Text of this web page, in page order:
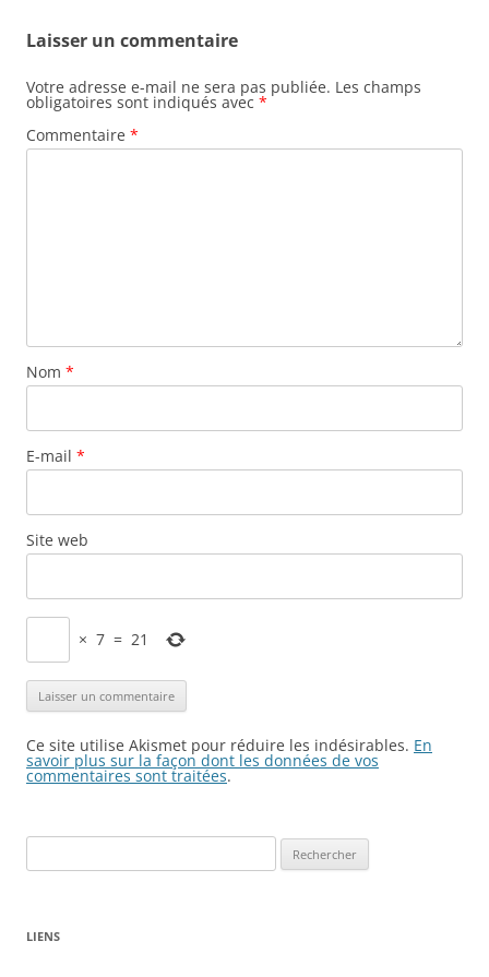
Laisser un commentaire
Votre adresse e-mail ne sera pas publiée. Les champs
obligatoires sont indiqués avec *
Commentaire *
Nom *
E-mail *
Site web
× 7 = 21
Ce site utilise Akismet pour réduire les indésirables. En
savoir plus sur la façon dont les données de vos
commentaires sont traitées.
LIENS